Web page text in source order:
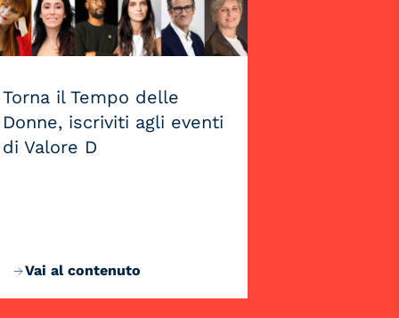
Torna il Tempo delle
Donne, iscriviti agli eventi
di Valore D
Vai al contenuto